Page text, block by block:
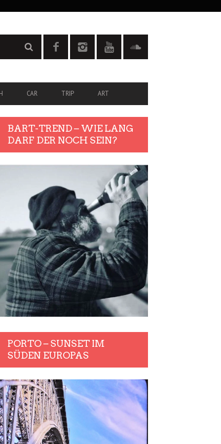
CAR TRIP ART
BART-TREND – WIE LANG
DARF DER NOCH SEIN?
PORTO – SUNSET IM
SÜDEN EUROPAS